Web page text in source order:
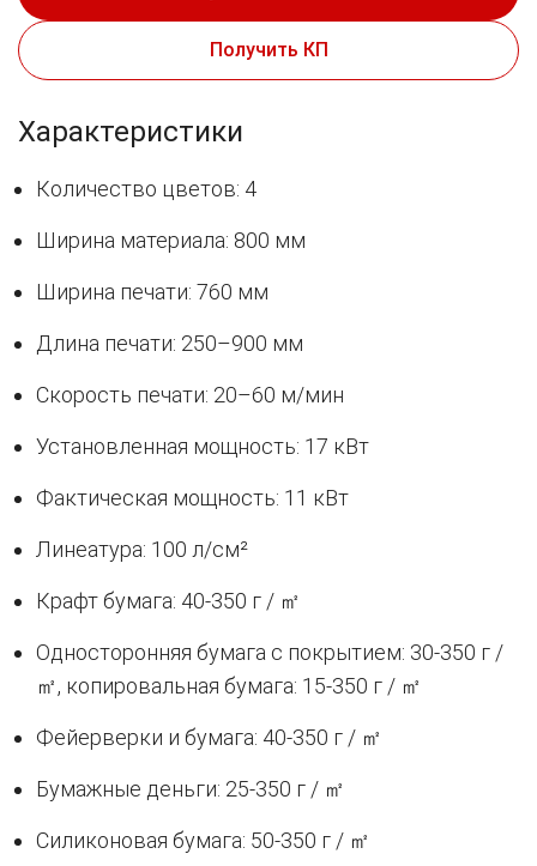
Получить КП
Характеристики
Количество цветов: 4
Ширина материала: 800 мм
Ширина печати: 760 мм
Длина печати: 250–900 мм
Скорость печати: 20–60 м/мин
Установленная мощность: 17 кВт
Фактическая мощность: 11 кВт
Линеатура: 100 л/см²
Крафт бумага: 40-350 г / ㎡
Односторонняя бумага с покрытием: 30-350 г /
㎡, копировальная бумага: 15-350 г / ㎡
Фейерверки и бумага: 40-350 г / ㎡
Бумажные деньги: 25-350 г / ㎡
Силиконовая бумага: 50-350 г / ㎡